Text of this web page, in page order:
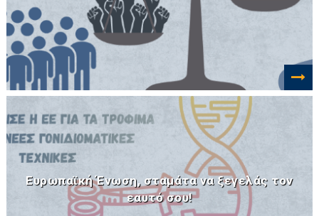
Ευρωπαϊκή Ένωση, σταμάτα να ξεγελάς τον
εαυτό σου!